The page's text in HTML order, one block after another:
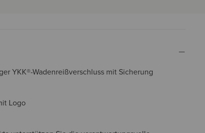
YKK®-Wadenreißverschluss mit Sicherung
Logo